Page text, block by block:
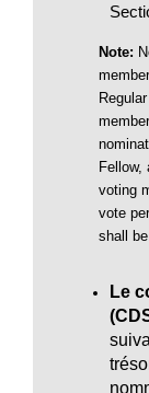
Note:
Fellow,
voting
vote
shall
Le